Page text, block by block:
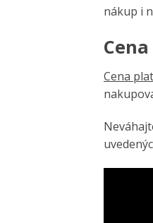
nákup i
Cena